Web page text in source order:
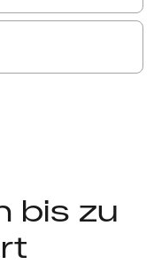
bis zu